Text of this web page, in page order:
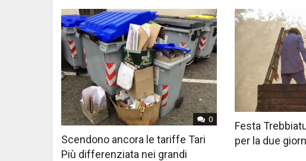
0
Scendono ancora le tariffe Tari
Più differenziata nei grandi
Festa
per la due